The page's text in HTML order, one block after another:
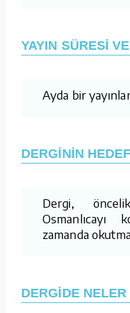
YAYIN SÜRESİ
Ayda bir
DERGİNİN
Dergi,
Osmanlıcayı
zamanda
DERGİDE NELER